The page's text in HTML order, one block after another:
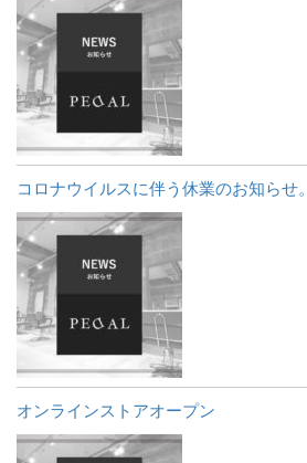
コロナウイルスに伴う休業のお知らせ。
オンラインストアオープン